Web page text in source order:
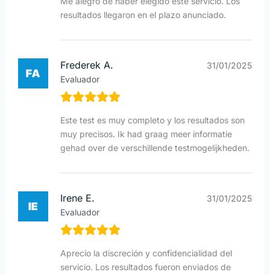
resultados llegaron en el plazo anunciado.
Frederek A.
Evaluador
31/01/2025
Este test es muy completo y los resultados son
muy precisos. Ik had graag meer informatie
gehad over de verschillende testmogelijkheden.
Irene E.
Evaluador
31/01/2025
Aprecio la discreción y confidencialidad del
servicio. Los resultados fueron enviados de